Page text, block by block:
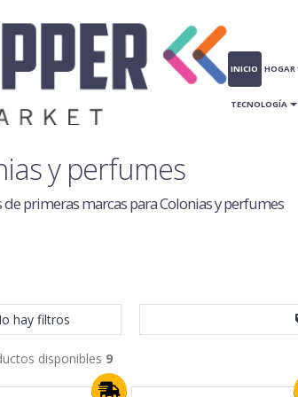
INICIO HOGAR
TECNOLOGÍA
y perfumes
primeras marcas para Colonias y perfumes
hay filtros
disponibles 9